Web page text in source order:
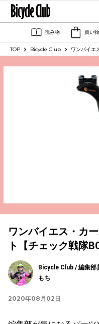
読み物 買い物
TOP Bicycle Club ワンバイエ
ワンバイエス・カ
ト【チェック戦隊
Bicycle Club / 編集部
もち
2020年08月02日